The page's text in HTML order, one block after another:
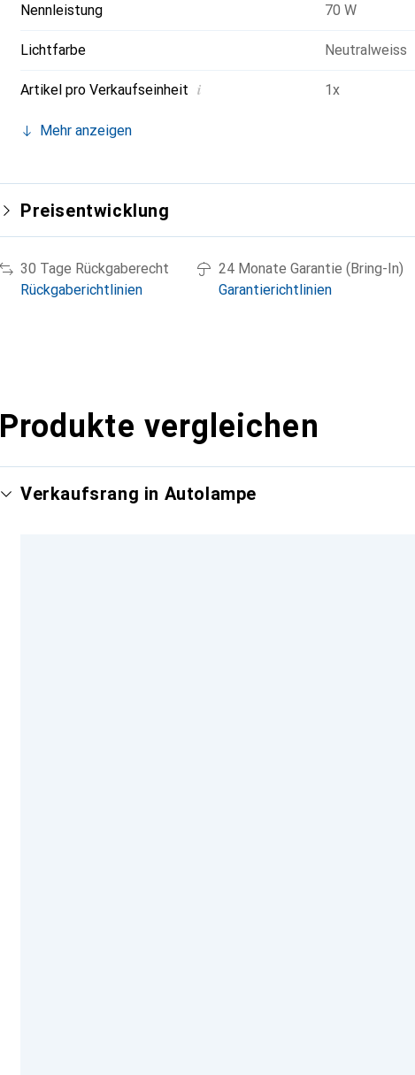
Nennleistung 70 W
Lichtfarbe Neutralweiss
Artikel pro Verkaufseinheit i 1x
Mehr anzeigen
Preisentwicklung
30 Tage Rückgaberecht
Rückgaberichtlinien
24 Monate Garantie (Bring-In)
Garantierichtlinien
Produkte vergleichen
Verkaufsrang in Autolampe